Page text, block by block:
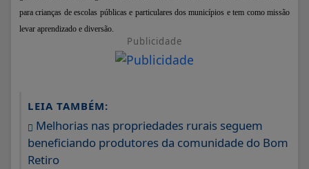
para crianças de escolas públicas e particulares dos municípios e tem como missão
levar aprendizado e diversão.
Publicidade
LEIA TAMBÉM:
Melhorias nas propriedades rurais seguem
beneficiando produtores da comunidade do Bom
Retiro